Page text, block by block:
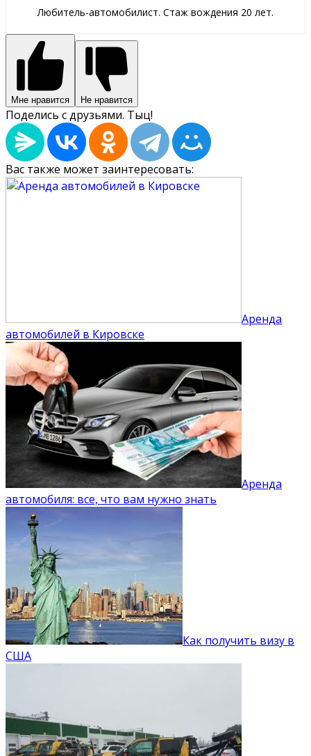
Любитель-автомобилист. Стаж вождения 20 лет.
Мне нравится Не нравится
Поделись с друзьями. Тыц!
Вас также может заинтересовать:
Аренда
автомобилей в Кировске
Аренда
автомобиля: все, что вам нужно знать
Как получить визу в
США